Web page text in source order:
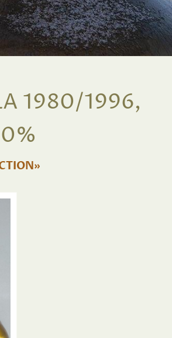
1980/1996,